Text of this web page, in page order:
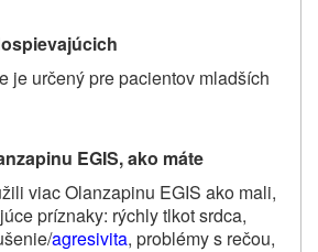
je určený pre pacientov mladších
EGIS, ako máte
viac Olanzapinu EGIS ako mali,
príznaky: rýchly tlkot srdca,
agresivita, problémy s rečou,